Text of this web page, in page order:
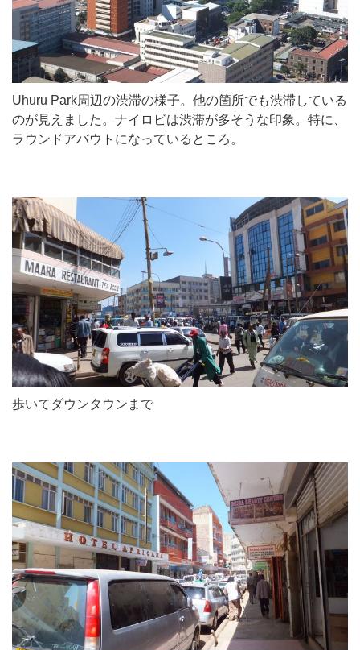
Uhuru Park周辺の渋滞の様子。他の箇所でも渋滞している
のが見えました。ナイロビは渋滞が多そうな印象。特に、
ラウンドアバウトになっているところ。
歩いてダウンタウンまで